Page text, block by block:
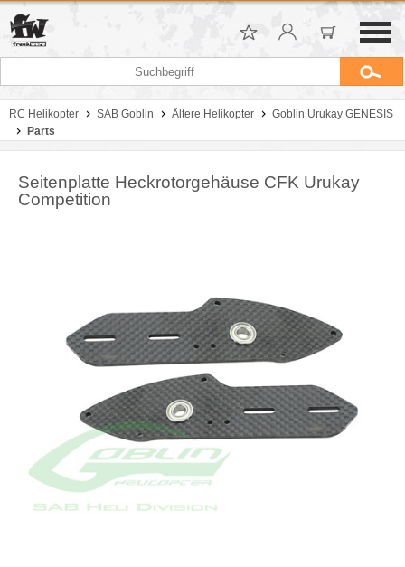
RC Helikopter SAB Goblin Ältere Helikopter
Goblin Urukay GENESIS
Parts
Seitenplatte Heckrotorgehäuse CFK Urukay
Competition